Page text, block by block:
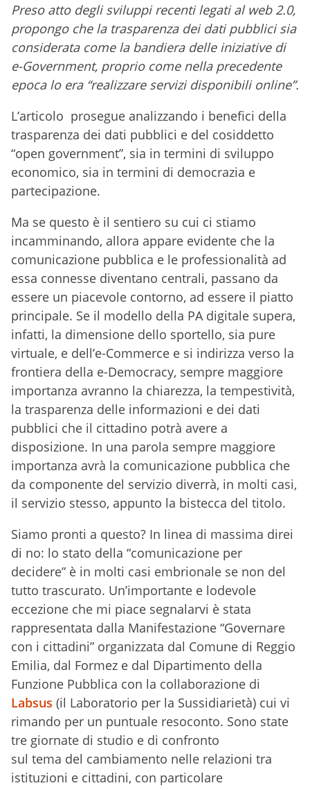
Preso atto degli sviluppi recenti legati al web 2.0,
propongo che la trasparenza dei dati pubblici sia
considerata come la bandiera delle iniziative di
e-Government, proprio come nella precedente
epoca lo era “realizzare servizi disponibili online”.
L’articolo prosegue analizzando i benefici della
trasparenza dei dati pubblici e del cosiddetto
“open government”, sia in termini di sviluppo
economico, sia in termini di democrazia e
partecipazione.
Ma se questo è il sentiero su cui ci stiamo
incamminando, allora appare evidente che la
comunicazione pubblica e le professionalità ad
essa connesse diventano centrali, passano da
essere un piacevole contorno, ad essere il piatto
principale. Se il modello della PA digitale supera,
infatti, la dimensione dello sportello, sia pure
virtuale, e dell’e-Commerce e si indirizza verso la
frontiera della e-Democracy, sempre maggiore
importanza avranno la chiarezza, la tempestività,
la trasparenza delle informazioni e dei dati
pubblici che il cittadino potrà avere a
disposizione. In una parola sempre maggiore
importanza avrà la comunicazione pubblica che
da componente del servizio diverrà, in molti casi,
il servizio stesso, appunto la bistecca del titolo.
Siamo pronti a questo? In linea di massima direi
di no: lo stato della “comunicazione per
decidere” è in molti casi embrionale se non del
tutto trascurato. Un’importante e lodevole
eccezione che mi piace segnalarvi è stata
rappresentata dalla Manifestazione “Governare
con i cittadini” organizzata dal Comune di Reggio
Emilia, dal Formez e dal Dipartimento della
Funzione Pubblica con la collaborazione di
Labsus (il Laboratorio per la Sussidiarietà) cui vi
rimando per un puntuale resoconto. Sono state
tre giornate di studio e di confronto
sul tema del cambiamento nelle relazioni tra
istituzioni e cittadini, con particolare